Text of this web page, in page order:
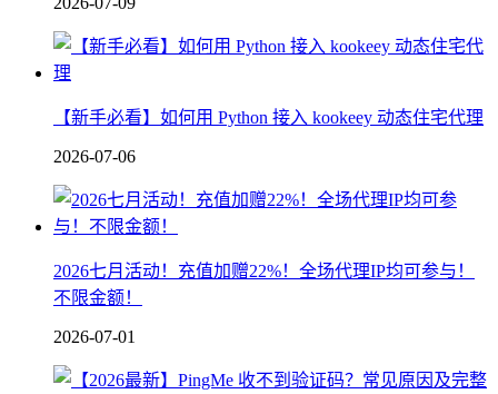
【新手必看】如何用 Python 接入 kookeey 动态住宅代理
2026-07-06
2026七月活动！充值加赠22%！全场代理IP均可参与！
不限金额！
2026-07-01